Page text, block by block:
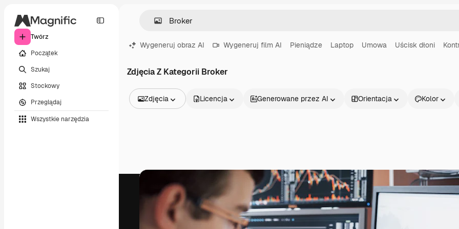
Twórz
Początek
Szukaj
Stockowy
Przeglądaj
Wszystkie narzędzia
Wygeneruj obraz AI Wygeneruj film AI Pieniądze Laptop Umowa Uścisk dłoni
Zdjęcia Z Kategorii Broker
Zdjęcia
Filmy
Klipy wideo
Ruchome grafiki
Szablony wideo
Modele 3D
Czcionki
Licencja Generowane przez AI Orientacja Kolor
Produkty